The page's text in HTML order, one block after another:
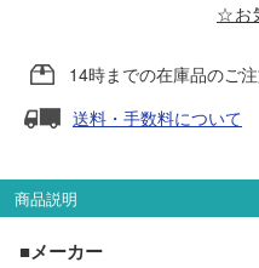
☆お
14時までの在庫品のご
送料・手数料について
商品説明
■メーカー